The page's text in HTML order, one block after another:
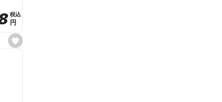
e
s
e
税込
税込
円
円